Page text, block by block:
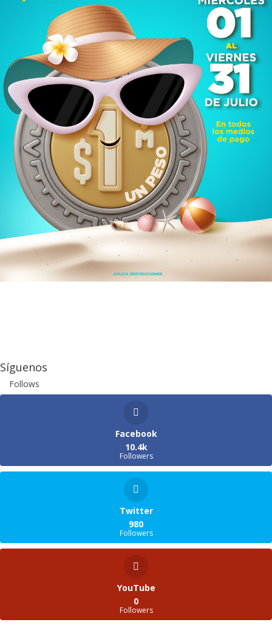
Síguenos
Follows
Facebook
10.4k
Followers
Twitter
980
Followers
YouTube
0
Followers